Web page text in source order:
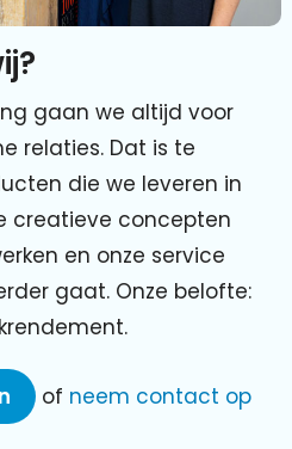
gaan we altijd voor
relaties. Dat is te
die we leveren in
creatieve concepten
en onze service
gaat. Onze belofte:
of neem contact op